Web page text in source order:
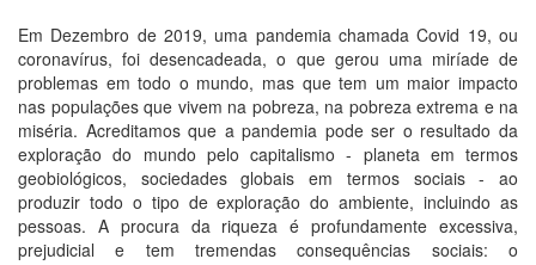
Em Dezembro de 2019, uma pandemia chamada Covid 19, ou
coronavírus, foi desencadeada, o que gerou uma miríade de
problemas em todo o mundo, mas que tem um maior impacto
nas populações que vivem na pobreza, na pobreza extrema e na
miséria. Acreditamos que a pandemia pode ser o resultado da
exploração do mundo pelo capitalismo - planeta em termos
geobiológicos, sociedades globais em termos sociais - ao
produzir todo o tipo de exploração do ambiente, incluindo as
pessoas. A procura da riqueza é profundamente excessiva,
prejudicial e tem tremendas consequências sociais: o